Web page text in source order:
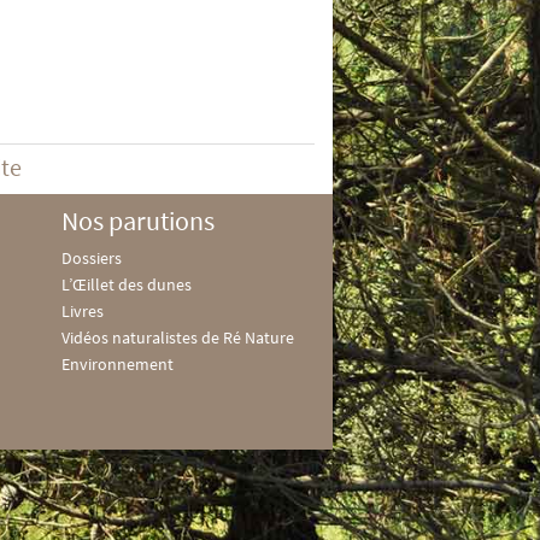
Nos parutions
Dossiers
L’Œillet des dunes
Livres
Vidéos naturalistes de Ré Nature
Environnement